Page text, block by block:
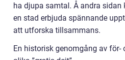
ha djupa samtal. Å andra sidan
en stad erbjuda spännande
att utforska tillsammans.
En historisk genomgång av för-